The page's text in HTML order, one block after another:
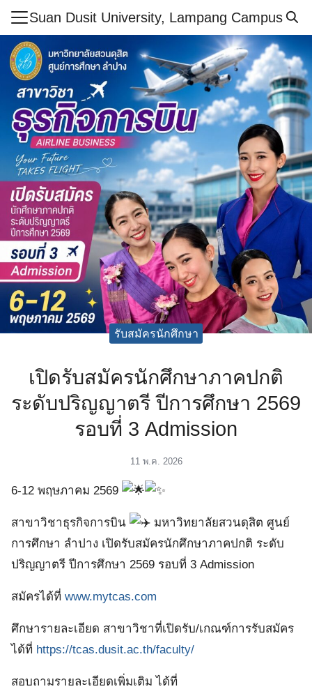
content
Suan Dusit University, Lampang Campus
ศูนย์ฯ
ร
รและกิจกรรม
ร
รียนรู้ออนไลน์
กษาปลอดภัย
รา
รนักศึกษา
Search
for:
รับสมัครนักศึกษา
เปิดรับสมัครนักศึกษาภาคปกติ
ระดับปริญญาตรี ปีการศึกษา 2569
รอบที่ 3 Admission
11 พ.ค. 2026
6-12 พฤษภาคม 2569
สาขาวิชาธุรกิจการบิน
มหาวิทยาลัยสวนดุสิต ศูนย์
การศึกษา ลำปาง เปิดรับสมัครนักศึกษาภาคปกติ ระดับ
ปริญญาตรี ปีการศึกษา 2569 รอบที่ 3 Admission
สมัครได้ที่ www.mytcas.com
ศึกษารายละเอียด สาขาวิชาที่เปิดรับ/เกณฑ์การรับสมัคร
ได้ที่ https://tcas.dusit.ac.th/faculty/
สอบถามรายละเอียดเพิ่มเติม ได้ที่